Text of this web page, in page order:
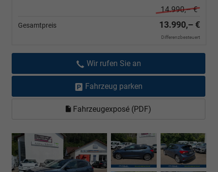
14.990,– €
Gesamtpreis 13.990,– €
Differenzbesteuert
Wir rufen Sie an
Fahrzeug parken
Fahrzeugexposé (PDF)